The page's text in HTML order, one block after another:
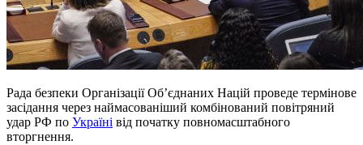
Рада безпеки Організації Об’єднаних Націй проведе термінове
засідання через наймасованіший комбінований повітряний
удар РФ по Україні від початку повномасштабного
вторгнення.